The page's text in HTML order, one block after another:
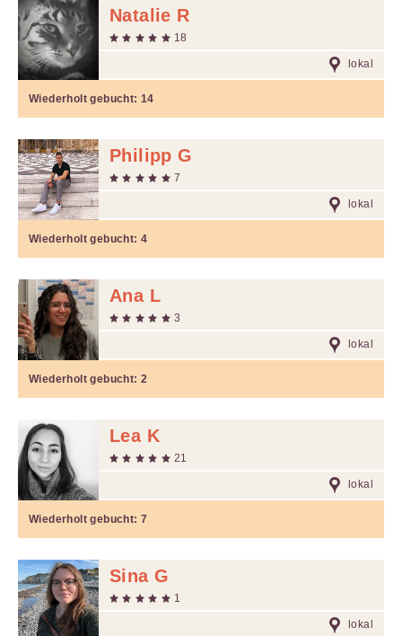
Natalie R
18
lokal
Wiederholt gebucht:14
Philipp G
7
lokal
Wiederholt gebucht:4
Ana L
3
lokal
Wiederholt gebucht:2
Lea K
21
lokal
Wiederholt gebucht:7
Sina G
1
lokal